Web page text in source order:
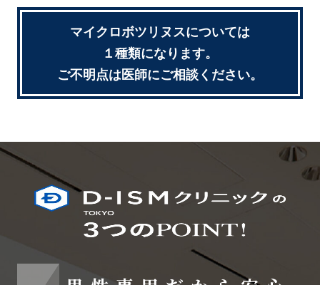
マイクロボツリヌスについては
１種類になります。
ご不明点は医師にご相談ください。